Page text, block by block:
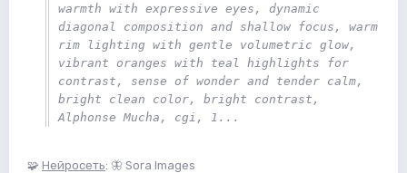
warmth with expressive eyes, dynamic
diagonal composition and shallow focus, warm
rim lighting with gentle volumetric glow,
vibrant oranges with teal highlights for
contrast, sense of wonder and tender calm,
bright clean color, bright contrast,
Alphonse Mucha, cgi, 1...
🧩 Нейросеть: 🦋 Sora Images